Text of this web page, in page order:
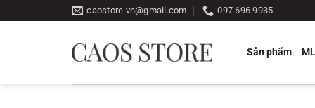
qua
caostore.vn@gmail.com 097 696 9935
Sản phẩm